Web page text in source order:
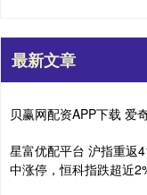
最新文章
贝赢网配资APP下载 爱
星富优配平台 沪指重返
中涨停，恒科指跌超近